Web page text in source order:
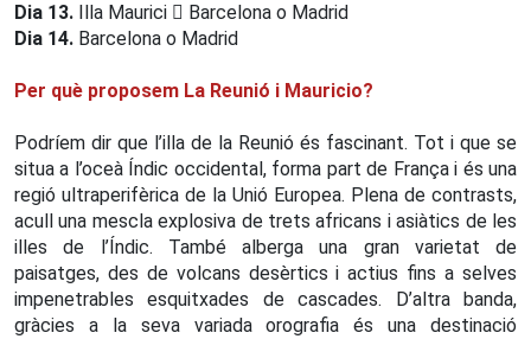
Dia 13.
Illa Maurici
Barcelona o Madrid
Dia 14. Barcelona o Madrid
Per què proposem La Reunió i Mauricio?
Podríem dir que l’illa de la Reunió és fascinant. Tot i que se
situa a l’oceà Índic occidental, forma part de França i és una
regió ultraperifèrica de la Unió Europea. Plena de contrasts,
acull una mescla explosiva de trets africans i asiàtics de les
illes de l’Índic. També alberga una gran varietat de
paisatges, des de volcans desèrtics i actius fins a selves
impenetrables esquitxades de cascades. D’altra banda,
gràcies a la seva variada orografia és una destinació